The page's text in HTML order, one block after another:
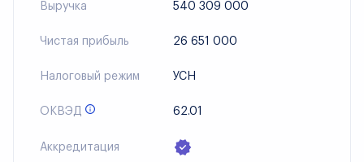
Выручка 540 309 000
Чистая прибыль 26 651 000
Налоговый режим УСН
ОКВЭД 62.01
Аккредитация